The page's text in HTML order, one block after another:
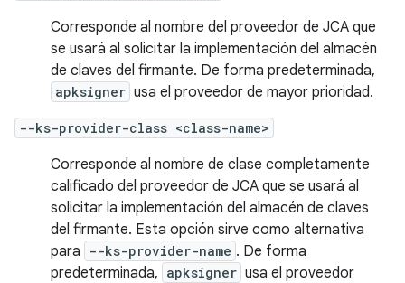
Corresponde al nombre del proveedor de JCA que
se usará al solicitar la implementación del almacén
de claves del firmante. De forma predeterminada,
apksigner usa el proveedor de mayor prioridad.
--ks-provider-class <class-name>
Corresponde al nombre de clase completamente
calificado del proveedor de JCA que se usará al
solicitar la implementación del almacén de claves
del firmante. Esta opción sirve como alternativa
para
--ks-provider-name . De forma
predeterminada, apksigner usa el proveedor